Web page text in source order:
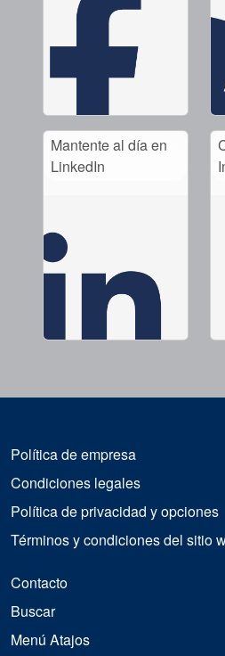
Mantente al día en
LinkedIn
Política de empresa
Condiciones legales
Política de privacidad y opciones
Términos y condiciones del sitio
Contacto
Buscar
Menú Atajos